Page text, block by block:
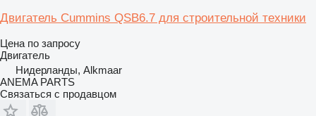
Двигатель Cummins QSB6.7 для строительной техники
Цена по запросу
Двигатель
Нидерланды, Alkmaar
ANEMA PARTS
Связаться с продавцом